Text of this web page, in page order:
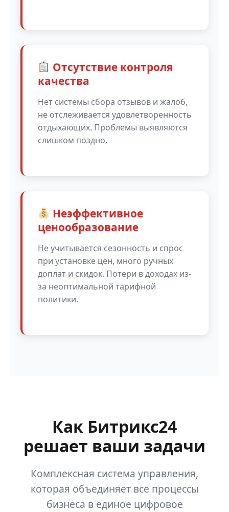
Отсутствие контроля
качества
Нет системы сбора отзывов и жалоб,
не отслеживается удовлетворенность
отдыхающих. Проблемы выявляются
слишком поздно.
Неэффективное
ценообразование
Не учитывается сезонность и спрос
при установке цен, много ручных
доплат и скидок. Потери в доходах из-
за неоптимальной тарифной
политики.
Как Битрикс24
решает ваши задачи
Комплексная система управления,
которая объединяет все процессы
бизнеса в единое цифровое